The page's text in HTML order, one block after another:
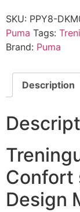
SKU: PPY8-
Puma Tags:
Brand: Puma
Description
Confort
Design